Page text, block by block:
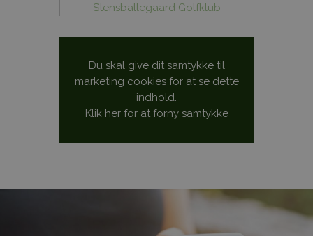
Stensballegaard Golfklub
Du skal give dit samtykke til
marketing cookies for at se dette
indhold.
Klik her for at forny samtykke